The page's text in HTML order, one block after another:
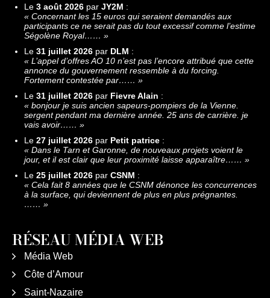
Le 3 août 2026 par JY2M :
« Concernant les 15 euros qui seraient demandés aux
participants ce ne serait pas du tout excessif comme l’estime
Ségolène Royal…… »
Le 31 juillet 2026 par DLM :
« L’appel d’offres AO 10 n’est pas l’encore attribué que cette
annonce du gouvernement ressemble à du forcing.
Fortement contestée par…… »
Le 31 juillet 2026 par Fievre Alain :
« bonjour je suis ancien sapeurs-pompiers de la Vienne.
sergent pendant ma dernière année. 25 ans de carrière. je
vais avoir…… »
Le 27 juillet 2026 par Petit patrice :
« Dans le Tarn et Garonne, de nouveaux projets voient le
jour, et il est clair que leur proximité laisse apparaître…… »
Le 25 juillet 2026 par CSNM :
« Cela fait 8 années que le CSNM dénonce les concurrences
à la surface, qui deviennent de plus en plus prégnantes.
…… »
RÉSEAU MÉDIA WEB
Média Web
Côte d’Amour
Saint-Nazaire